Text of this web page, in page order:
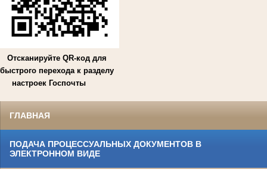
Отсканируйте QR-код для
быстрого перехода к разделу
настроек Госпочты
ГЛАВНАЯ
ПОДАЧА ПРОЦЕССУАЛЬНЫХ ДОКУМЕНТОВ В
ЭЛЕКТРОННОМ ВИДЕ